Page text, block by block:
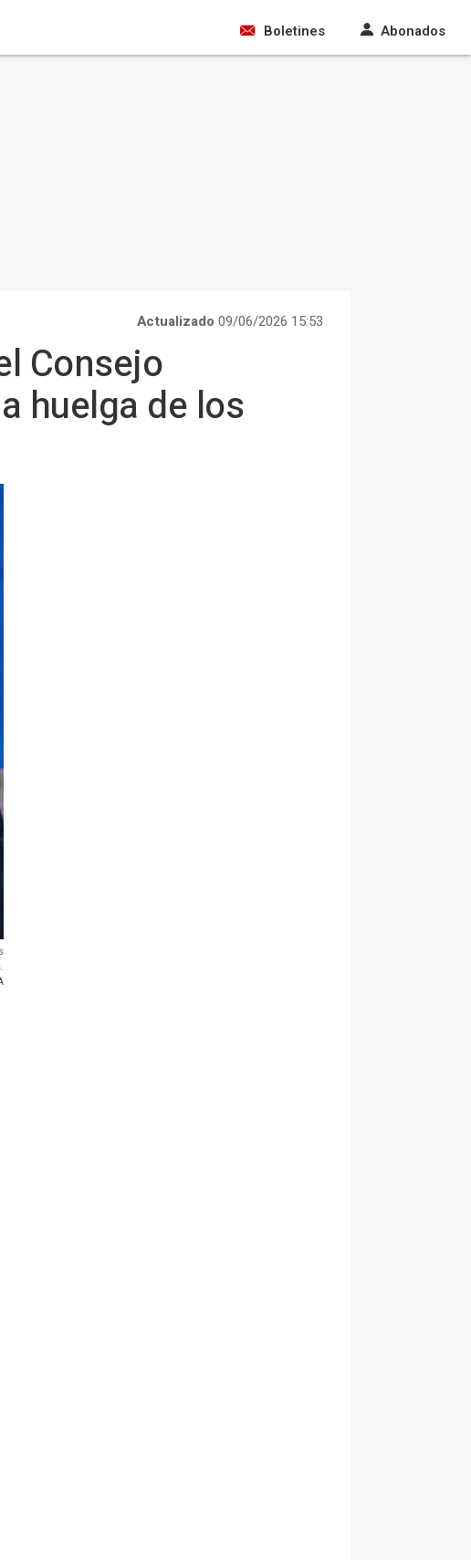
Boletines Abonados
Actualizado 09/06/2026 15:53
Consejo
huelga de los